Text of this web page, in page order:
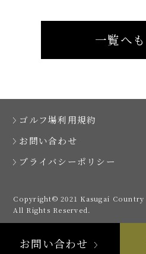
一覧へ
ゴルフ場利用規約
お問い合わせ
プライバシーポリシー
Copyright© 2021 Kasugai Country
All Rights Reserved.
お問い合わせ